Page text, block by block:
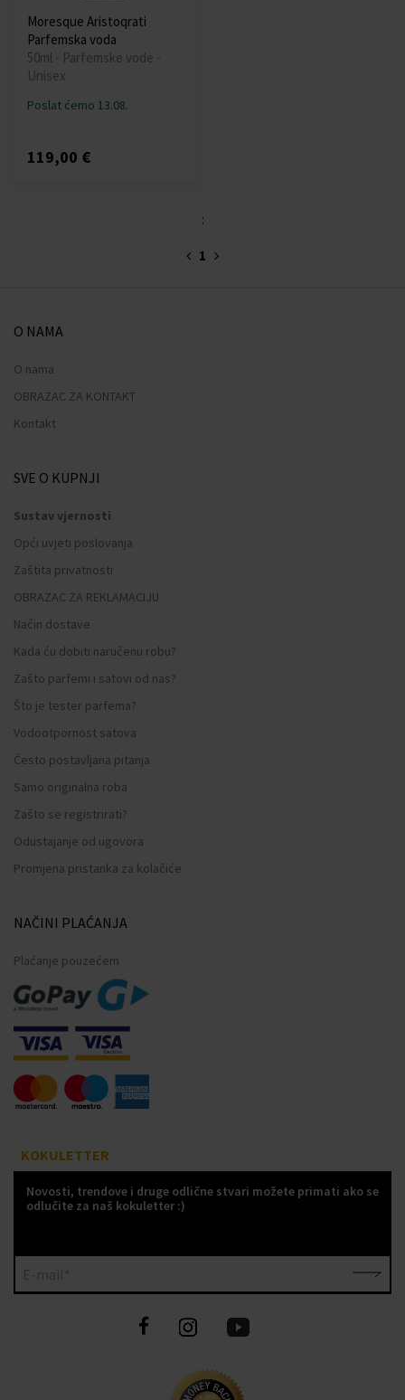
Moresque Aristoqrati
Parfemska voda
50ml - Parfemske vode -
Unisex
Poslat ćemo 13.08.
119,00 €
:
1
O NAMA
O nama
OBRAZAC ZA KONTAKT
Kontakt
SVE O KUPNJI
Sustav vjernosti
Opći uvjeti poslovanja
Zaštita privatnosti
OBRAZAC ZA REKLAMACIJU
Način dostave
Kada ću dobiti naručenu robu?
Zašto parfemi i satovi od nas?
Što je tester parfema?
Vodootpornost satova
Često postavljana pitanja
Samo originalna roba
Zašto se registrirati?
Odustajanje od ugovora
Promjena pristanka za kolačiće
NAČINI PLAĆANJA
Plaćanje pouzećem
KOKULETTER
Novosti, trendove i druge odlične stvari možete primati ako se
odlučite za naš kokuletter :)